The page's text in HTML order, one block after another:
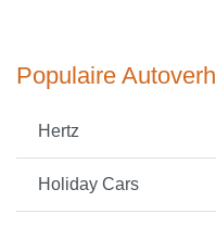
Populaire
Hertz
Holiday Cars